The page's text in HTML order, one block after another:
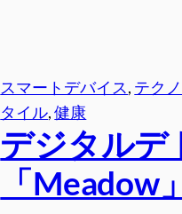
スマートデバイス, テク
タイル, 健康
デジタルデ
「Meadow」